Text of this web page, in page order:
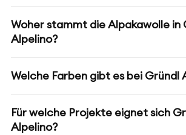
Woher stammt die Alpakawolle in
Alpelino?
Welche Farben gibt es bei Gründl
Für welche Projekte eignet sich
Alpelino?